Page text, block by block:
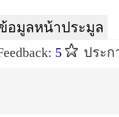
อมูลหน้าประมูล
5 ประก